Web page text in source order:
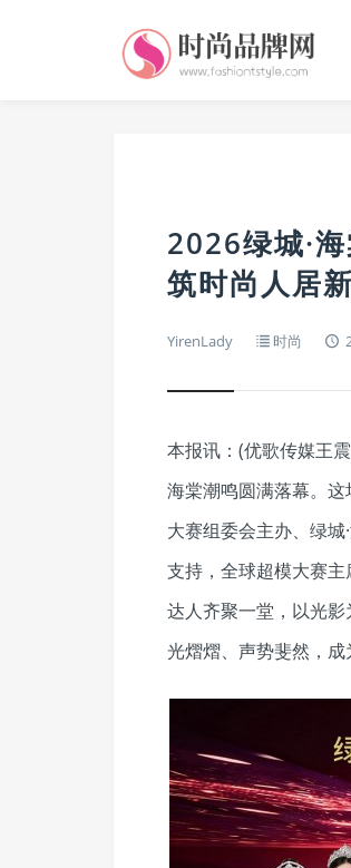
2026绿城·
筑时尚人居
YirenLady 时尚
本报讯：(优歌传媒王
海棠潮鸣圆满落幕。
大赛组委会主办、绿城
支持，全球超模大赛
达人齐聚一堂，以光
光熠熠、声势斐然，成